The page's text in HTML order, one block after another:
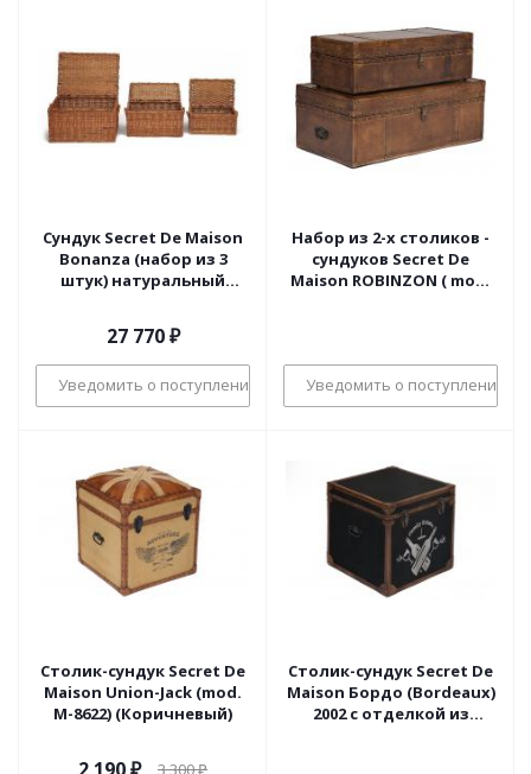
Сундук Secret De Maison
Bonanza (набор из 3
штук) натуральный
40*25*20/48*32*25/55*40*30
см, Коньяк
27 770₽
Уведомить о поступлении
Набор из 2-х столиков -
сундуков Secret De
Maison ROBINZON ( mod.
Античный светлый
Уведомить о поступлении
Столик-сундук Secret De
Maison Union-Jack (mod.
М-8622) (Коричневый)
3 300₽
Столик-сундук Secret De
Maison Бордо (Bordeaux)
2002 с отделкой из